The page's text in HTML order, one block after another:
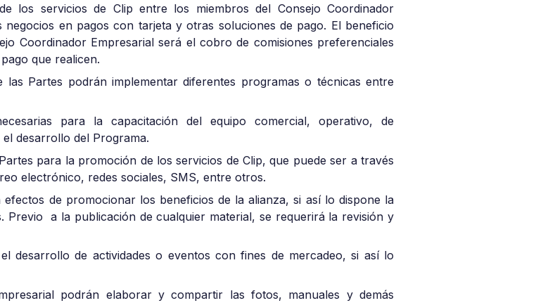
los servicios de Clip entre los miembros del Consejo Coordinador
en pagos con tarjeta y otras soluciones de pago. El beneficio
Coordinador Empresarial será el cobro de comisiones preferenciales
que realicen.
Partes podrán implementar diferentes programas o técnicas entre
para la capacitación del equipo comercial, operativo, de
desarrollo del Programa.
para la promoción de los servicios de Clip, que puede ser a través
electrónico, redes sociales, SMS, entre otros.
de promocionar los beneficios de la alianza, si así lo dispone la
Previo a la publicación de cualquier material, se requerirá la revisión y
desarrollo de actividades o eventos con fines de mercadeo, si así lo
podrán elaborar y compartir las fotos, manuales y demás